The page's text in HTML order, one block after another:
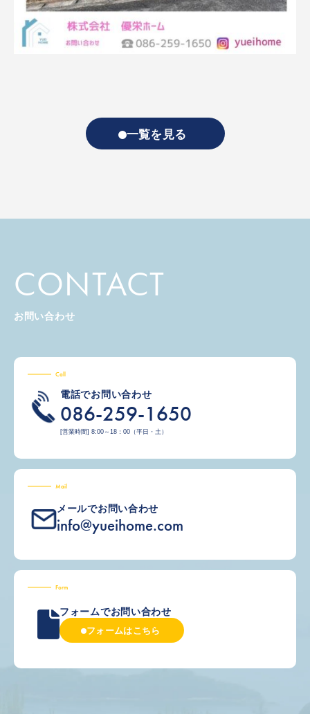
一覧を見る
CONTACT
お問い合わせ
Call
電話でお問い合わせ
086-259-1650
[営業時間] 8:00～18：00（平日・土）
Mail
メールでお問い合わせ
info@yueihome.com
Form
フォームでお問い合わせ
フォームはこちら